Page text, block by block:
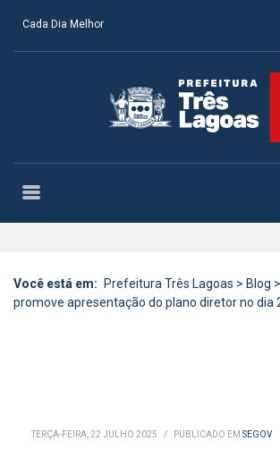
Cada Dia Melhor
Você está em: Prefeitura Três Lagoas > Blog >
promove apresentação do plano diretor no dia
TERÇA-FEIRA, 22 JULHO 2025 / PUBLICADO EM SEGOV